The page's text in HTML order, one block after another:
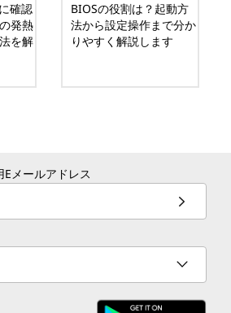
確認
発熱
を解
BIOSの役割は？起動方
法から設定操作まで分か
りやすく解説します
メールアドレス